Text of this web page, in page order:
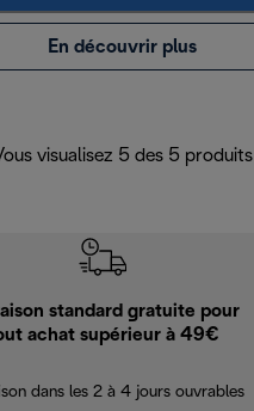
En découvrir plus
visualisez 5 des 5 produits
standard gratuite pour
achat supérieur à 49€
dans les 2 à 4 jours ouvrables